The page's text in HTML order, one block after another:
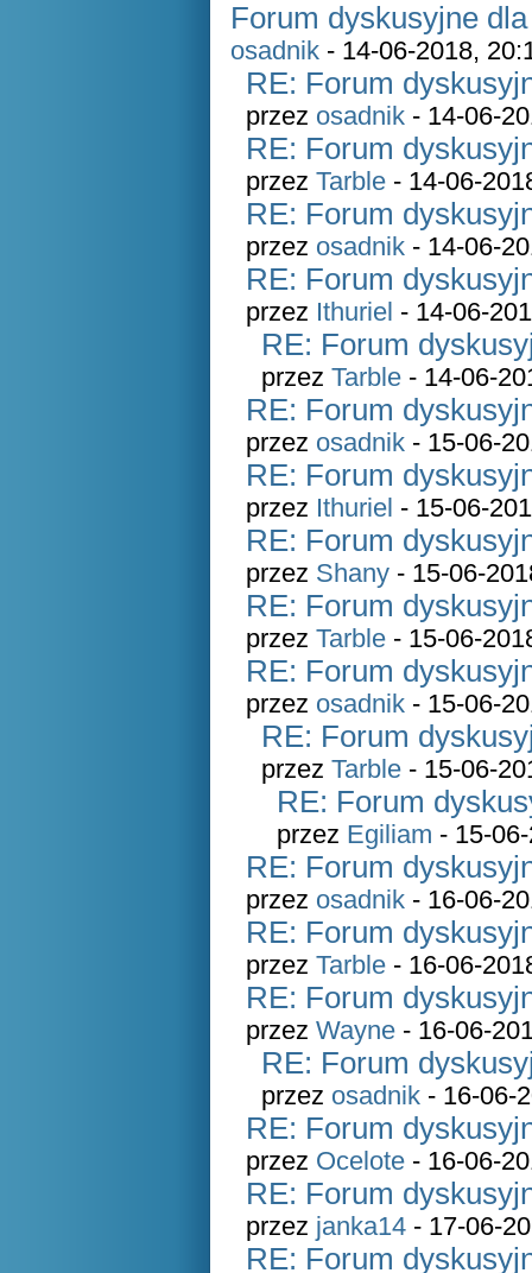
Forum dyskusyjne
osadnik - 14-06-2018,
RE: Forum
przez osadnik - 14-06-
RE: Forum
przez Tarble - 14-06-
RE: Forum
przez osadnik - 14-06-
RE: Forum
przez Ithuriel - 14-06-
RE: Forum
przez Tarble - 14-06-
RE: Forum
przez osadnik - 15-06-
RE: Forum
przez Ithuriel - 15-06-
RE: Forum
przez Shany - 15-06-
RE: Forum
przez Tarble - 15-06-
RE: Forum
przez osadnik - 15-06-
RE: Forum
przez Tarble - 15-06-
RE: Forum
przez Egiliam - 15-
RE: Forum
przez osadnik - 16-06-
RE: Forum
przez Tarble - 16-06-
RE: Forum
przez Wayne - 16-06-
RE: Forum
przez osadnik - 16-06-
RE: Forum
przez Ocelote - 16-06-
RE: Forum
przez janka14 - 17-06-
RE: Forum